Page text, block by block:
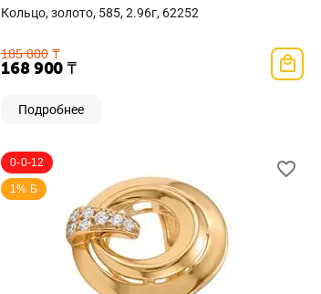
Кольцо, золото, 585, 2.96г, 62252
185 800 ₸
168 900₸
Подробнее
0-0-12
1% Б